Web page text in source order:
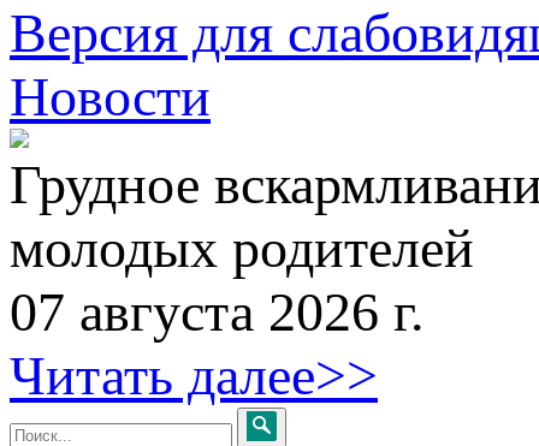
Версия для
Новости
Грудное
молодых родителей
07 августа 2026 г.
Читать далее>>